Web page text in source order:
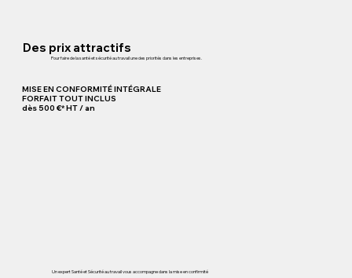
Des prix attractifs
Pour faire de la santé et sécurité au travail une des priorités dans les entreprises.
MISE EN CONFORMITÉ INTÉGRALE
FORFAIT TOUT INCLUS
dès 500 €* HT / an
Un expert Santé et Sécurité au travail vous accompagne dans la mise en confirmité